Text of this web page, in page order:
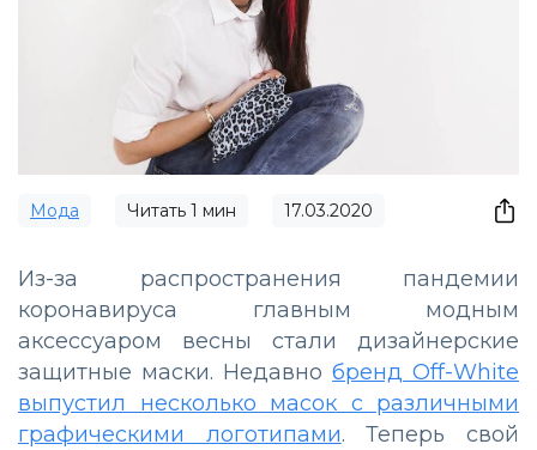
Мода Читать 1 мин 17.03.2020
Из-за распространения пандемии
коронавируса главным модным
аксессуаром весны стали дизайнерские
защитные маски. Недавно бренд Off-White
выпустил несколько масок с различными
графическими логотипами. Теперь свой